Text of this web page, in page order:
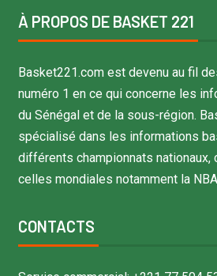
À PROPOS DE BASKET 221
Basket221.com est devenu au fil
numéro 1 en ce qui concerne les
du Sénégal et de la sous-région.
spécialisé dans les informations
différents championnats nationaux,
celles mondiales notamment la
CONTACTS